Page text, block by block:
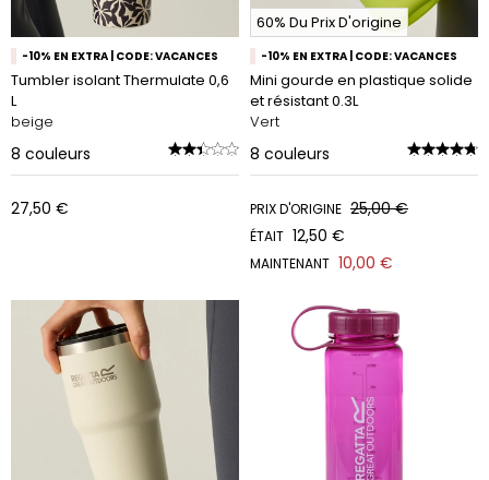
-10% EN EXTRA | CODE: VACANCES
Tumbler isolant Thermulate 0,6
L
beige
8 couleurs
27,50 €
60% Du Prix D'origine
-10% EN EXTRA | CODE: VACANCES
Mini gourde en plastique solide
et résistant 0.3L
Vert
8 couleurs
PRIX D'ORIGINE 25,00 €
ÉTAIT 12,50 €
MAINTENANT 10,00 €